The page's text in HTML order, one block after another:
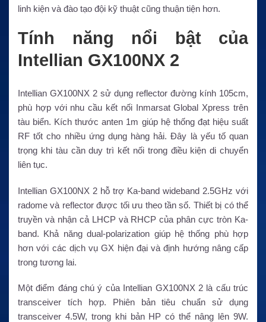
linh kiện và đào tạo đội kỹ thuật cũng thuận tiện hơn.
Tính năng nổi bật của
Intellian GX100NX 2
Intellian GX100NX 2 sử dụng reflector đường kính 105cm,
phù hợp với nhu cầu kết nối Inmarsat Global Xpress trên
tàu biển. Kích thước anten 1m giúp hệ thống đạt hiệu suất
RF tốt cho nhiều ứng dụng hàng hải. Đây là yếu tố quan
trọng khi tàu cần duy trì kết nối trong điều kiện di chuyển
liên tục.
Intellian GX100NX 2 hỗ trợ Ka-band wideband 2.5GHz với
radome và reflector được tối ưu theo tần số. Thiết bị có thể
truyền và nhận cả LHCP và RHCP của phân cực tròn Ka-
band. Khả năng dual-polarization giúp hệ thống phù hợp
hơn với các dịch vụ GX hiện đại và định hướng nâng cấp
trong tương lai.
Một điểm đáng chú ý của Intellian GX100NX 2 là cấu trúc
transceiver tích hợp. Phiên bản tiêu chuẩn sử dụng
transceiver 4.5W, trong khi bản HP có thể nâng lên 9W.